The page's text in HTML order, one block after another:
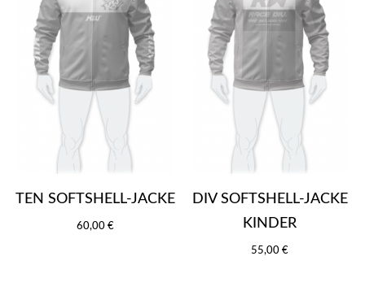
TEN SOFTSHELL-JACKE
60,00 €
DIV SOFTSHELL-JACKE
KINDER
55,00 €